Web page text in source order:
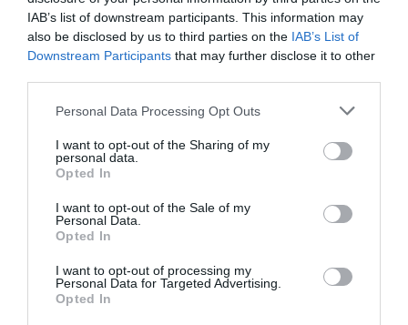
IAB’s list of downstream participants. This information may
also be disclosed by us to third parties on the IAB’s List of
Downstream Participants that may further disclose it to other
Please note that this website/app uses one or more Google
not limited to your visit or usage behaviour. You may click to
grant or deny consent to Google and its third-party tags to
use your data for below specified purposes in below Google
consent section.
Personal Data Processing Opt Outs
I want to opt-out of the Sharing of my
personal data.
Opted In
I want to opt-out of the Sale of my
Personal Data.
Opted In
I want to opt-out of processing my
Personal Data for Targeted Advertising.
Opted In
Értékelések Értékeld Te is
4.3 3 1
2 0
Ez a Rózsa-diszkó nevű hely
egy igényesen, de szolidan